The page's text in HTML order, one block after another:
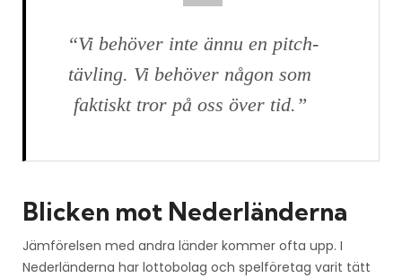
“Vi behöver inte ännu en pitch-
tävling. Vi behöver någon som
faktiskt tror på oss över tid.”
Blicken mot Nederländerna
Jämförelsen med andra länder kommer ofta upp. I
Nederländerna har lotto­bolag och spelföretag varit tätt